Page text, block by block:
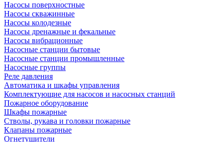
Насосы поверхностные
Насосы скважинные
Насосы колодезные
Насосы дренажные и фекальные
Насосы вибрационные
Насосные станции бытовые
Насосные станции промышленные
Насосные группы
Реле давления
Автоматика и шкафы управления
Комплектующие для насосов и насосных станций
Пожарное оборудование
Шкафы пожарные
Стволы, рукава и головки пожарные
Клапаны пожарные
Огнетушители